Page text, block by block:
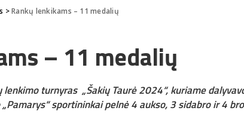
>Rankų lenkikams – 11 medalių
– 11 medalių
lenkimo turnyras „Šakių Taurė 2024“, kuriame
sportininkai pelnė 4 aukso, 3 sidabro ir 4